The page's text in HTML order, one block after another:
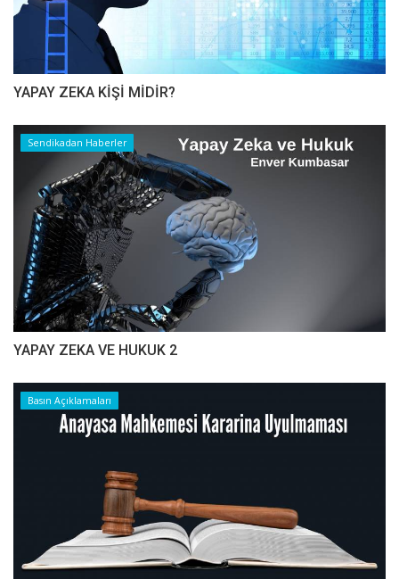
YAPAY ZEKA KİŞİ MİDİR?
Sendikadan Haberler
YAPAY ZEKA VE HUKUK 2
Basın Açıklamaları